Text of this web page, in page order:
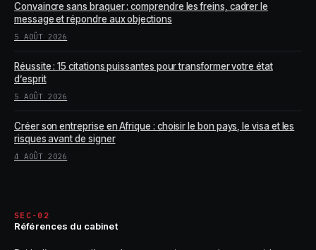
Convaincre sans braquer : comprendre les freins, cadrer le
message et répondre aux objections
5 AOÛT 2026
Réussite : 15 citations puissantes pour transformer votre état
d’esprit
5 AOÛT 2026
Créer son entreprise en Afrique : choisir le bon pays, le visa et les
risques avant de signer
4 AOÛT 2026
SEC-02
Références du cabinet